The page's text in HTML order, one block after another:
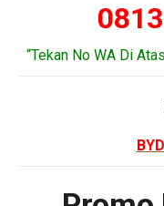
“Tekan No WA Di